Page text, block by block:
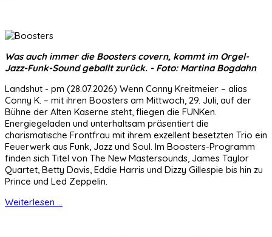
Was auch immer die Boosters covern, kommt im Orgel-
Jazz-Funk-Sound geballt zurück. - Foto: Martina Bogdahn
Landshut - pm (28.07.2026) Wenn Conny Kreitmeier – alias
Conny K. – mit ihren Boosters am Mittwoch, 29. Juli, auf der
Bühne der Alten Kaserne steht, fliegen die FUNKen.
Energiegeladen und unterhaltsam präsentiert die
charismatische Frontfrau mit ihrem exzellent besetzten Trio ein
Feuerwerk aus Funk, Jazz und Soul. Im Boosters-Programm
finden sich Titel von The New Mastersounds, James Taylor
Quartet, Betty Davis, Eddie Harris und Dizzy Gillespie bis hin zu
Prince und Led Zeppelin.
Weiterlesen ...